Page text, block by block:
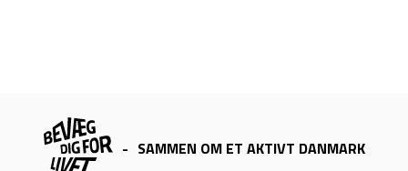
- SAMMEN OM ET AKTIVT DANMARK